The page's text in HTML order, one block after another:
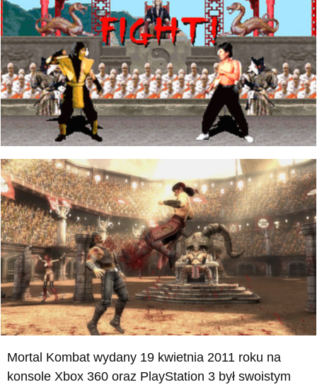
Mortal Kombat wydany 19 kwietnia 2011 roku na
konsole Xbox 360 oraz PlayStation 3 był swoistym